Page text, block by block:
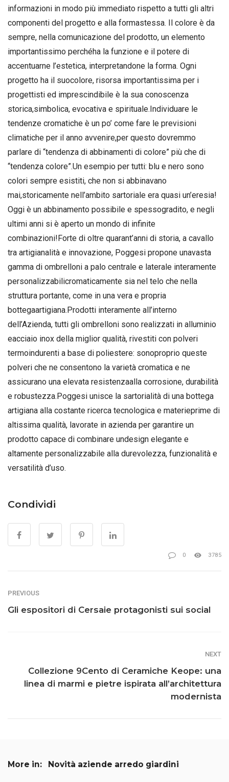
informazioni in modo più immediato rispetto a tutti gli altri
componenti del progetto e alla formastessa. Il colore è da
sempre, nella comunicazione del prodotto, un elemento
importantissimo perchéha la funzione e il potere di
accentuarne l’estetica, interpretandone la forma. Ogni
progetto ha il suocolore, risorsa importantissima per i
progettisti ed imprescindibile è la sua conoscenza
storica,simbolica, evocativa e spirituale.Individuare le
tendenze cromatiche è un po’ come fare le previsioni
climatiche per il anno avvenire,per questo dovremmo
parlare di “tendenza di abbinamenti di colore” più che di
“tendenza colore”.Un esempio per tutti: blu e nero sono
colori sempre esistiti, che non si abbinavano
mai,storicamente nell’ambito sartoriale era quasi un’eresia!
Oggi è un abbinamento possibile e spessogradito, e negli
ultimi anni si è aperto un mondo di infinite
combinazioni!Forte di oltre quarant’anni di storia, a cavallo
tra artigianalità e innovazione, Poggesi propone unavasta
gamma di ombrelloni a palo centrale e laterale interamente
personalizzabilicromaticamente sia nel telo che nella
struttura portante, come in una vera e propria
bottegaartigiana.Prodotti interamente all’interno
dell’Azienda, tutti gli ombrelloni sono realizzati in alluminio
eacciaio inox della miglior qualità, rivestiti con polveri
termoindurenti a base di poliestere: sonoproprio queste
polveri che ne consentono la varietà cromatica e ne
assicurano una elevata resistenzaalla corrosione, durabilità
e robustezza.Poggesi unisce la sartorialità di una bottega
artigiana alla costante ricerca tecnologica e materieprime di
altissima qualità, lavorate in azienda per garantire un
prodotto capace di combinare undesign elegante e
altamente personalizzabile alla durevolezza, funzionalità e
versatilità d’uso.
Condividi
0 3785
PREVIOUS
Gli espositori di Cersaie protagonisti sui social
NEXT
Collezione 9Cento di Ceramiche Keope: una
linea di marmi e pietre ispirata all’architettura
modernista
More in: Novità aziende arredo giardini